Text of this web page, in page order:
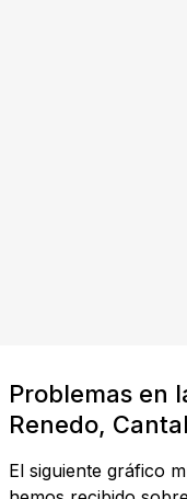
Problemas en
Renedo,
El siguiente gráfico